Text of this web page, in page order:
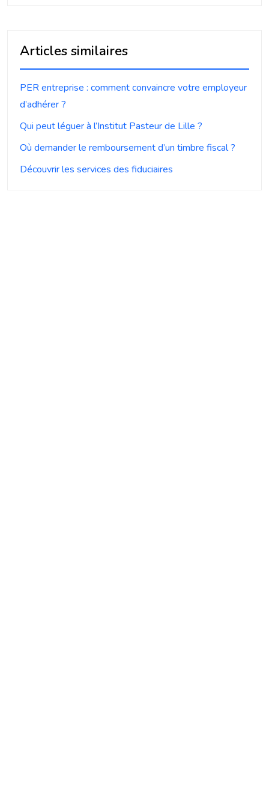
Articles similaires
PER entreprise : comment convaincre votre employeur
d’adhérer ?
Qui peut léguer à l’Institut Pasteur de Lille ?
Où demander le remboursement d’un timbre fiscal ?
Découvrir les services des fiduciaires